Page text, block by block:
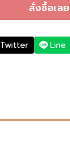
สั่งซื้อเลย
Twitter Line